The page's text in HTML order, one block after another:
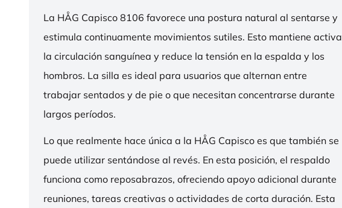
La HÅG Capisco 8106 favorece una postura natural al sentarse y
estimula continuamente movimientos sutiles. Esto mantiene activa
la circulación sanguínea y reduce la tensión en la espalda y los
hombros. La silla es ideal para usuarios que alternan entre
trabajar sentados y de pie o que necesitan concentrarse durante
largos períodos.
Lo que realmente hace única a la HÅG Capisco es que también se
puede utilizar sentándose al revés. En esta posición, el respaldo
funciona como reposabrazos, ofreciendo apoyo adicional durante
reuniones, tareas creativas o actividades de corta duración. Esta